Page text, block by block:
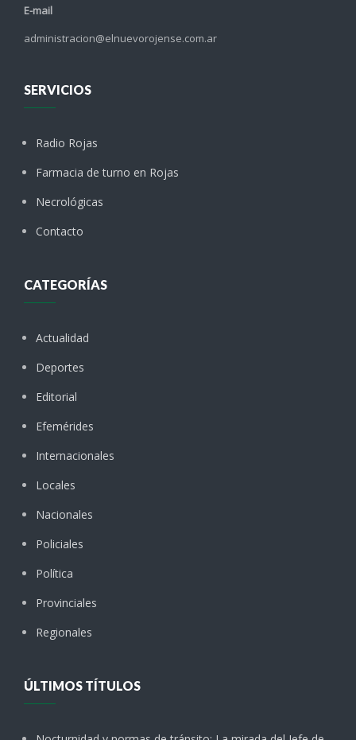
E-mail
administracion@elnuevorojense.com.ar
SERVICIOS
Radio Rojas
Farmacia de turno en Rojas
Necrológicas
Contacto
CATEGORÍAS
Actualidad
Deportes
Editorial
Efemérides
Internacionales
Locales
Nacionales
Policiales
Política
Provinciales
Regionales
ÚLTIMOS TÍTULOS